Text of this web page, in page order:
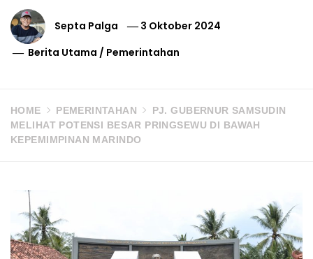
Septa Palga
3 Oktober 2024
Berita Utama / Pemerintahan
HOME PEMERINTAHAN
PJ. GUBERNUR SAMSUDIN
MELIHAT POTENSI BESAR PRINGSEWU DI BAWAH
KEPEMIMPINAN MARINDO